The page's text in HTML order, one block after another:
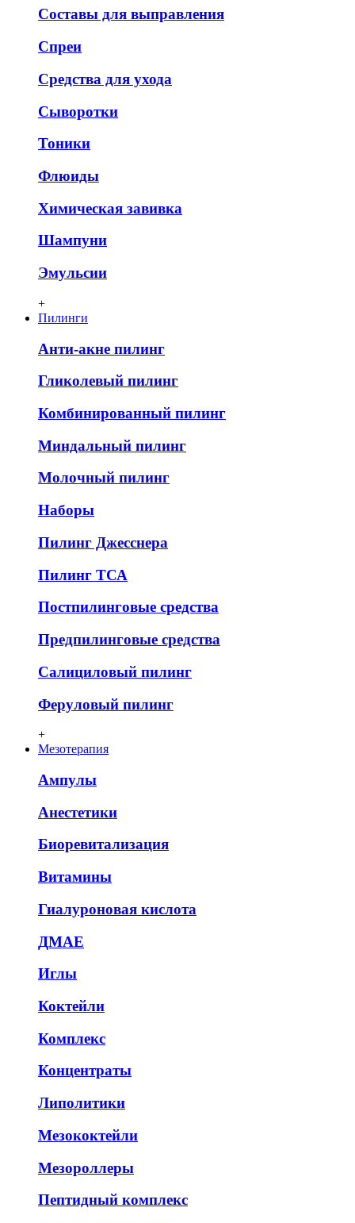
Составы для выправления
Спреи
Средства для ухода
Сыворотки
Тоники
Флюиды
Химическая завивка
Шампуни
Эмульсии
+
Пилинги
Анти-акне пилинг
Гликолевый пилинг
Комбинированный пилинг
Миндальный пилинг
Молочный пилинг
Наборы
Пилинг Джесснера
Пилинг ТСА
Постпилинговые средства
Предпилинговые средства
Салициловый пилинг
Феруловый пилинг
+
Мезотерапия
Ампулы
Анестетики
Биоревитализация
Витамины
Гиалуроновая кислота
ДМАЕ
Иглы
Коктейли
Комплекс
Концентраты
Липолитики
Мезококтейли
Мезороллеры
Пептидный комплекс